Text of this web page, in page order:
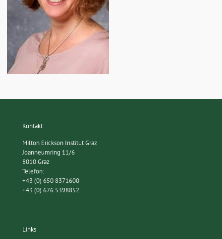
Kontakt
Milton Erickson Institut Graz
Joanneumring 11/6
8010 Graz
Telefon:
+43 (0) 650 8371600
+43 (0) 676 5398852
Links